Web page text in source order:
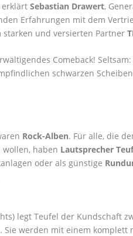
erklärtSebastian Drawert,
Erfahrungen mit dem
starken und versierten Partner
Comeback!
schwarzen
Rock-Alben. Für alle, die
haben Lautsprecher
oder als günstige
legt Teufel der Kundschaft
Sie werden mit einem komplett